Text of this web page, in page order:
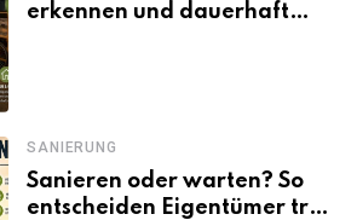
erkennen und dauerhaft
SANIERUNG
Sanieren oder warten? So
entscheiden Eigentümer trotz